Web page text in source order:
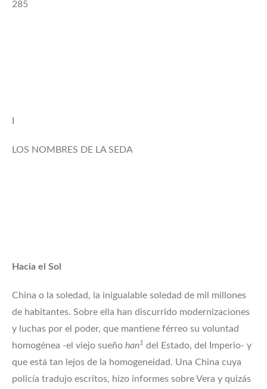
285
LOS NOMBRES DE LA SEDA
Hacia el Sol
China o la soledad, la inigualable soledad de mil millones
de habitantes. Sobre ella han discurrido modernizaciones
y luchas por el poder, que mantiene férreo su voluntad
homogénea -el viejo sueño han1 del Estado, del Imperio- y
que está tan lejos de la homogeneidad. Una China cuya
policía tradujo escritos, hizo informes sobre Vera y quizás